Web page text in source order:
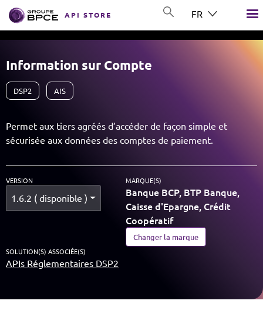
Aller au contenu principal
GROUP BPCE
API STORE FR
Information sur Compte
DSP2 AIS
Permet aux tiers agréés d’accéder de façon simple et
sécurisée aux données des comptes de paiement.
VERSION
1.6.2 ( disponible )
MARQUE(S)
Banque BCP, BTP Banque,
Caisse d'Epargne, Crédit
Coopératif
Changer la marque
SOLUTION(S) ASSOCIÉE(S)
APIs Réglementaires DSP2